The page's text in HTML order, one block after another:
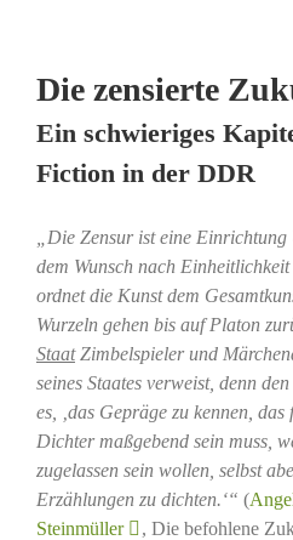
Die zensierte
Ein schwieriges
Fiction in der DDR
„Die Zensur ist eine
dem Wunsch nach
ordnet die Kunst dem
Wurzeln gehen bis auf Platon
StaatZimbelspieler und
seines Staates verweist, denn
es, ‚das Gepräge zu kennen,
Dichter maßgebend sein muss,
zugelassen sein wollen, selbst
Erzählungen zu dichten.‘“ (
Steinmüller
, Die befohlene